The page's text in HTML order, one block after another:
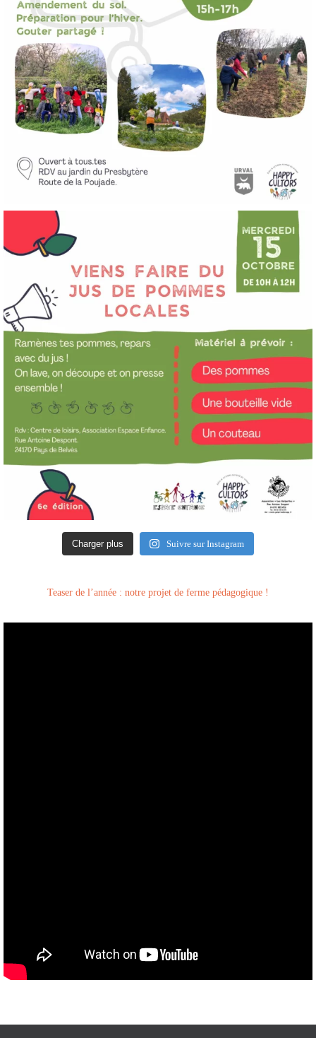
Charger plus Suivre sur Instagram
Teaser de l’année : notre projet de ferme pédagogique !